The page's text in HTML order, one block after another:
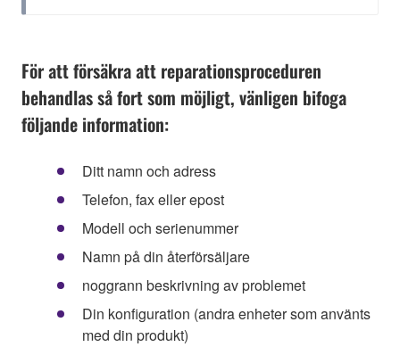
För att försäkra att reparationsproceduren
behandlas så fort som möjligt, vänligen bifoga
följande information:
Ditt namn och adress
Telefon, fax eller epost
Modell och serienummer
Namn på din återförsäljare
noggrann beskrivning av problemet
Din konfiguration (andra enheter som använts
med din produkt)